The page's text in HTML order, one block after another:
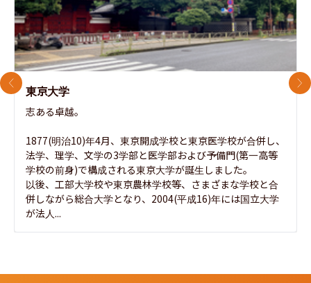
東京大学
志ある卓越。
1877(明治10)年4月、東京開成学校と東京医学校が合併し、
法学、理学、文学の3学部と医学部および予備門(第一高等
学校の前身)で構成される東京大学が誕生しました。
以後、工部大学校や東京農林学校等、さまざまな学校と合
併しながら総合大学となり、2004(平成16)年には国立大学
が法人...
前のスライド 次